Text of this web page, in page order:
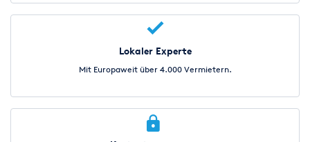
Lokaler Experte
Mit Europaweit über 4.000 Vermietern.